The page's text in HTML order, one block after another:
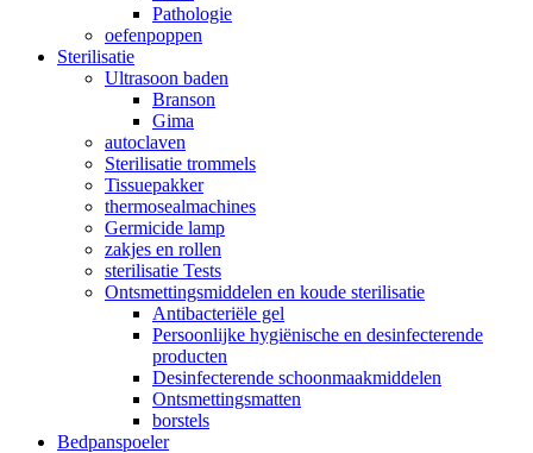
Pathologie
oefenpoppen
Sterilisatie
Ultrasoon baden
Branson
Gima
autoclaven
Sterilisatie trommels
Tissuepakker
thermosealmachines
Germicide lamp
zakjes en rollen
sterilisatie Tests
Ontsmettingsmiddelen en koude sterilisatie
Antibacteriële gel
Persoonlijke hygiënische en desinfecterende
producten
Desinfecterende schoonmaakmiddelen
Ontsmettingsmatten
borstels
Bedpanspoeler